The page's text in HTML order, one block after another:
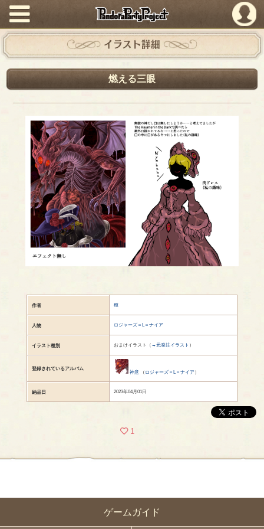
PandoraPartyProject
ゲームガイド
イラスト詳細
燃える三眼
作者 種
人物 ロジャーズ＝L＝ナイア
イラスト種別 おまけイラスト（ →元発注イラスト ）
登録されているアルバム
神意（ ロジャーズ＝L＝ナイア）
納品日 2023年04月01日
1